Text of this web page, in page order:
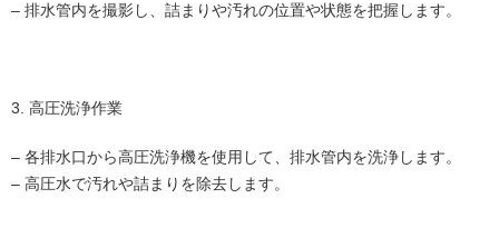
– 排水管内を撮影し、詰まりや汚れの位置や状態を把握します。
3. 高圧洗浄作業
– 各排水口から高圧洗浄機を使用して、排水管内を洗浄します。
– 高圧水で汚れや詰まりを除去します。